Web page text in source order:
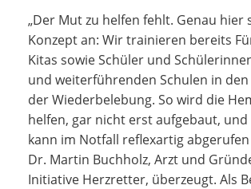
„Der Mut zu helfen fehlt. Genau hier
Konzept an: Wir trainieren bereits
Kitas sowie Schüler und
und weiterführenden Schulen in
der Wiederbelebung. So wird die
helfen, gar nicht erst aufgebaut, und
kann im Notfall reflexartig
Dr. Martin Buchholz, Arzt und
Initiative Herzretter, überzeugt. Als